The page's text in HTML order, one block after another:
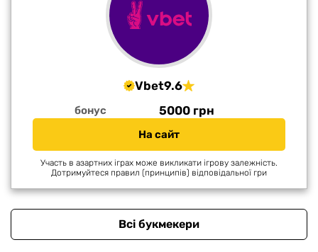
Vbet9.6
бонус 5000 грн
На сайт
Участь в азартних іграх може викликати ігрову залежність.
Дотримуйтеся правил (принципів) відповідальної гри
Всі букмекери